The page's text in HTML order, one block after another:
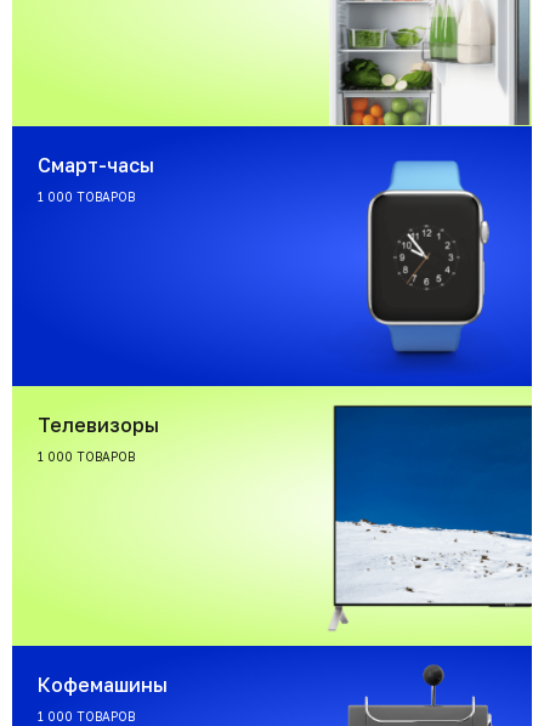
Смарт-часы
1 000 ТОВАРОВ
Телевизоры
1 000 ТОВАРОВ
Кофемашины
1 000 ТОВАРОВ